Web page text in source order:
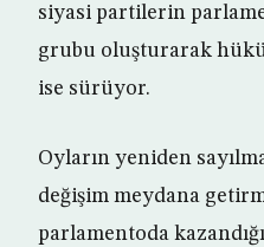
siyasi partilerin
grubu oluşturarak
ise sürüyor.
Oyların yeniden
değişim meydana
parlamentoda